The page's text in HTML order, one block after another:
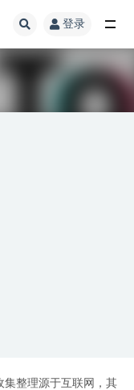
登录
集整理源于互联网，其